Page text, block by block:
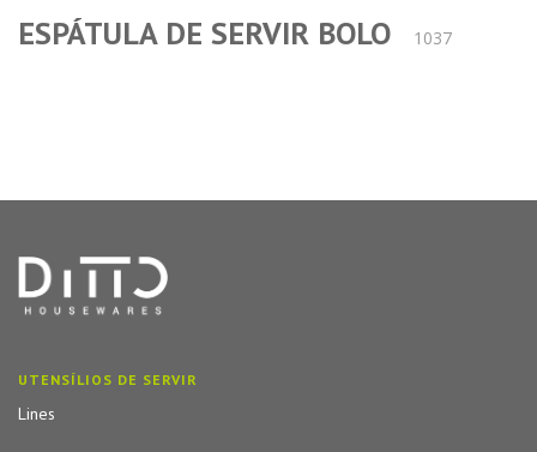
ESPÁTULA DE SERVIR BOLO 1037
UTENSÍLIOS DE SERVIR
Lines